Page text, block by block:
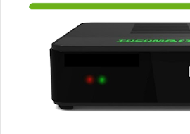
m
e
-
l